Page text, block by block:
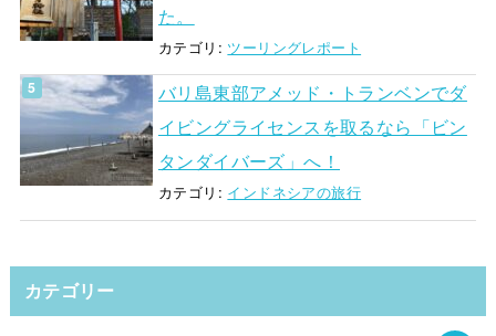
た。
カテゴリ: ツーリングレポート
バリ島東部アメッド・トランベンでダ
イビングライセンスを取るなら「ビン
タンダイバーズ」へ！
カテゴリ: インドネシアの旅行
カテゴリー